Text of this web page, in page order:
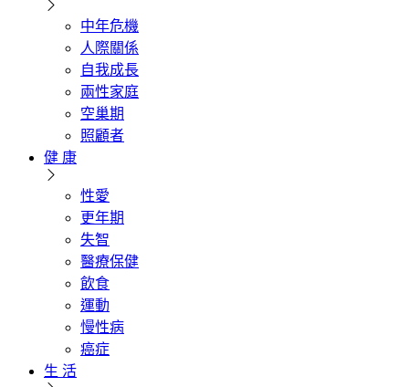
中年危機
人際關係
自我成長
兩性家庭
空巢期
照顧者
健 康
性愛
更年期
失智
醫療保健
飲食
運動
慢性病
癌症
生 活